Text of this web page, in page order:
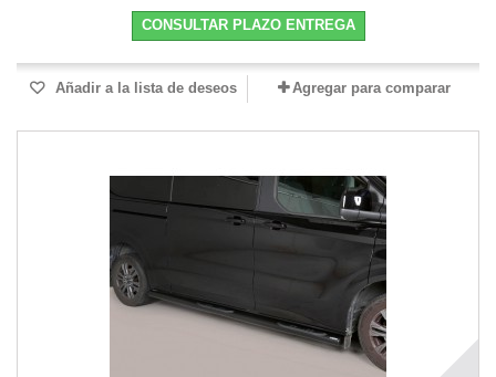
CONSULTAR PLAZO ENTREGA
Añadir a la lista de deseos Agregar para comparar